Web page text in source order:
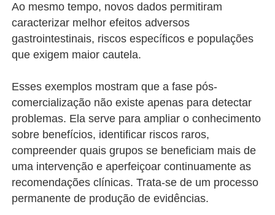
Ao mesmo tempo, novos dados permitiram
caracterizar melhor efeitos adversos
gastrointestinais, riscos específicos e populações
que exigem maior cautela.
Esses exemplos mostram que a fase pós-
comercialização não existe apenas para detectar
problemas. Ela serve para ampliar o conhecimento
sobre benefícios, identificar riscos raros,
compreender quais grupos se beneficiam mais de
uma intervenção e aperfeiçoar continuamente as
recomendações clínicas. Trata-se de um processo
permanente de produção de evidências.